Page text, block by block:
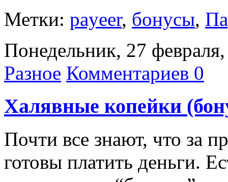
Метки: payeer, бонусы,
Понедельник, 27
Разное Комментариев 0
Халявные копейки
Почти все знают, что за
готовы платить деньги.